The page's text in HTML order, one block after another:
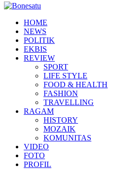
HOME
NEWS
POLITIK
EKBIS
REVIEW
SPORT
LIFE STYLE
FOOD & HEALTH
FASHION
TRAVELLING
RAGAM
HISTORY
MOZAIK
KOMUNITAS
VIDEO
FOTO
PROFIL